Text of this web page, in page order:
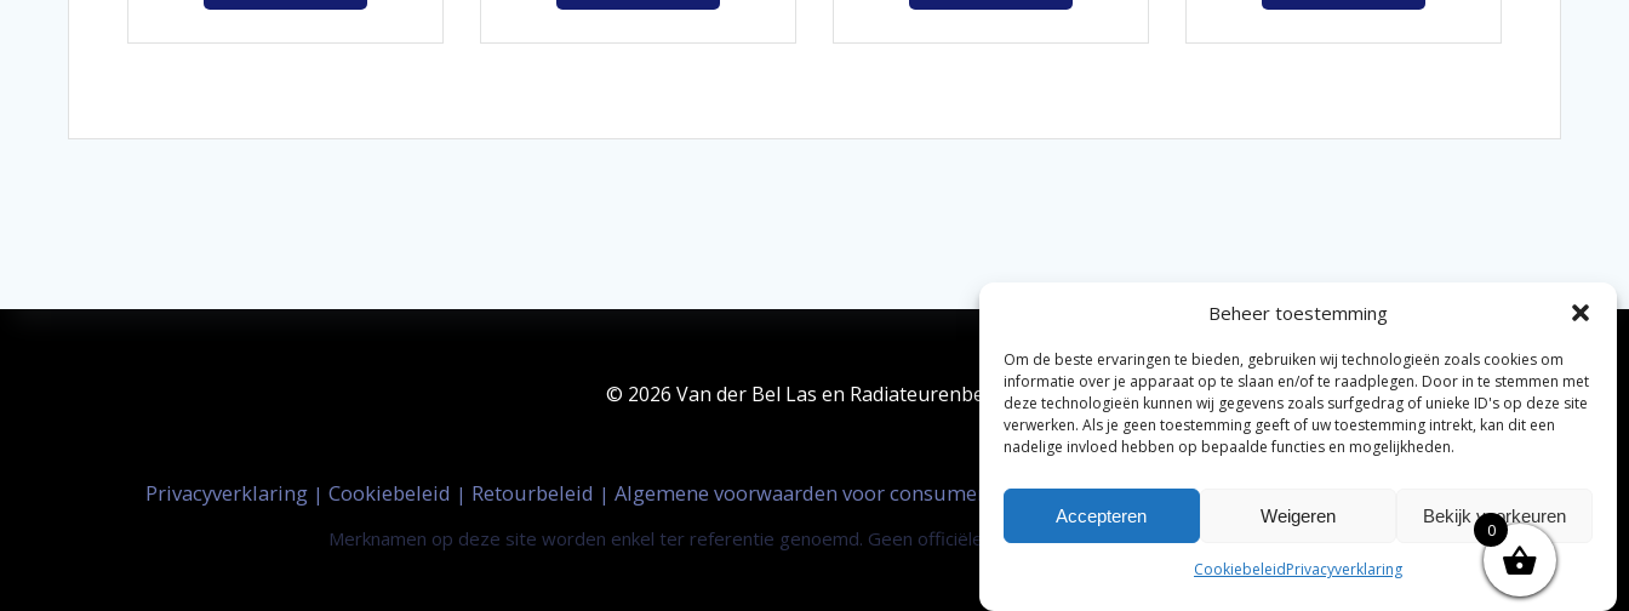
Beheer toestemming
Om de beste ervaringen te bieden, gebruiken wij technologieën zoals cookies om
informatie over je apparaat op te slaan en/of te raadplegen. Door in te stemmen met
deze technologieën kunnen wij gegevens zoals surfgedrag of unieke ID's op deze site
verwerken. Als je geen toestemming geeft of uw toestemming intrekt, kan dit een
nadelige invloed hebben op bepaalde functies en mogelijkheden.
Accepteren Weigeren Bekijk voorkeuren
CookiebeleidPrivacyverklaring
© 2026 Van der Bel Las en Radiateurenbedrijf.
Privacyverklaring | Cookiebeleid | Retourbeleid | Algemene voorwaarden voor consumenten| Zakelijke algemene voorwaarden
Merknamen op deze site worden enkel ter referentie genoemd. Geen officiële samenwerking tenzij anders vermeld. 0